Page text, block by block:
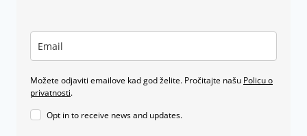
Možete odjaviti emailove kad god želite. Pročitajte našu Policu o
privatnosti.
Opt in to receive news and updates.